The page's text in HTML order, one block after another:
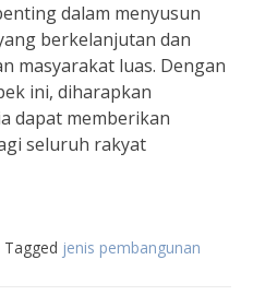
dalam menyusun
berkelanjutan dan
masyarakat luas. Dengan
ini, diharapkan
dapat memberikan
seluruh rakyat
Tagged jenis pembangunan